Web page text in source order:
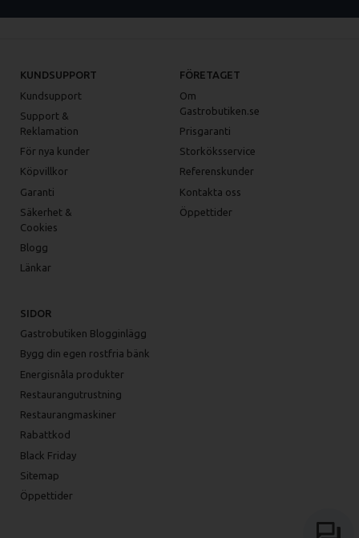
KUNDSUPPORT
Kundsupport
Support &
Reklamation
För nya kunder
Köpvillkor
Garanti
Säkerhet &
Cookies
Blogg
Länkar
FÖRETAGET
Om
Gastrobutiken.se
Prisgaranti
Storköksservice
Referenskunder
Kontakta oss
Öppettider
SIDOR
Gastrobutiken Blogginlägg
Bygg din egen rostfria bänk
Energisnåla produkter
Restaurangutrustning
Restaurangmaskiner
Rabattkod
Black Friday
Sitemap
Öppettider